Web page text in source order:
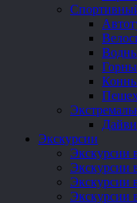
Экскурсии
Экскурсии
Экскурсии
Экскурсии
Экскурсии